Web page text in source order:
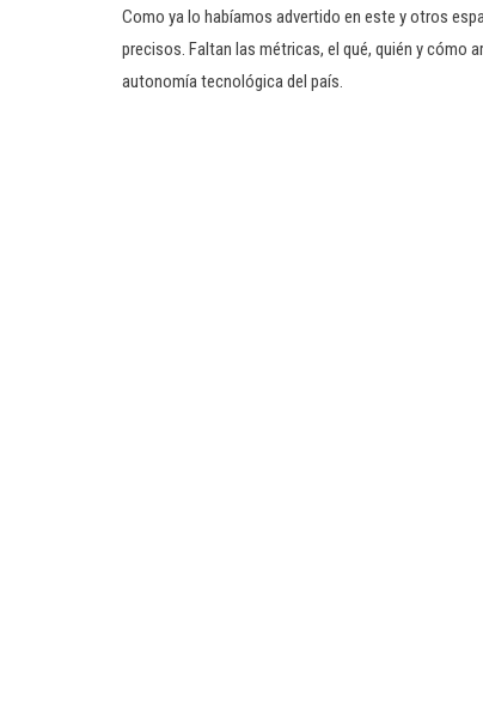
Como ya lo habíamos advertido en este y otros
precisos. Faltan las métricas, el qué, quién y cómo
autonomía tecnológica del país.